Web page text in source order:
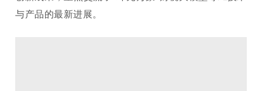
与产品的最新进展。